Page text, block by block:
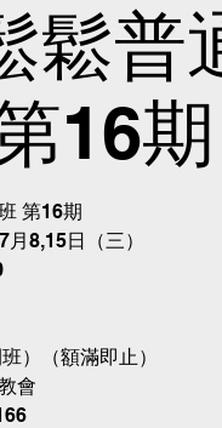
鬆普
16期
第16期
8,15日（三）
）（額滿即止）
會